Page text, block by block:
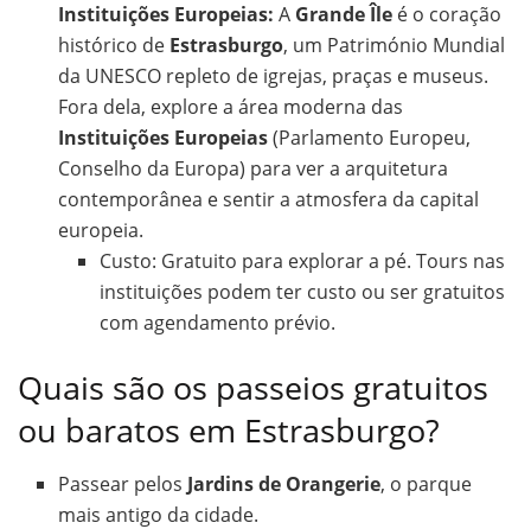
Instituições Europeias: A Grande Île é o coração
histórico de Estrasburgo, um Património Mundial
da UNESCO repleto de igrejas, praças e museus.
Fora dela, explore a área moderna das
Instituições Europeias(Parlamento Europeu,
Conselho da Europa) para ver a arquitetura
contemporânea e sentir a atmosfera da capital
europeia.
Custo: Gratuito para explorar a pé. Tours nas
instituições podem ter custo ou ser gratuitos
com agendamento prévio.
Quais são os passeios gratuitos
ou baratos em Estrasburgo?
Passear pelos Jardins de Orangerie, o parque
mais antigo da cidade.